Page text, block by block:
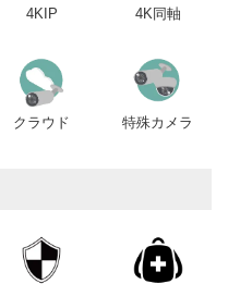
4KIP 4K同軸
クラウド 特殊カメラ